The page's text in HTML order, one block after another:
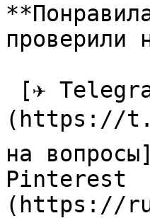
проверили
(https://
на
Pinterest
(https://